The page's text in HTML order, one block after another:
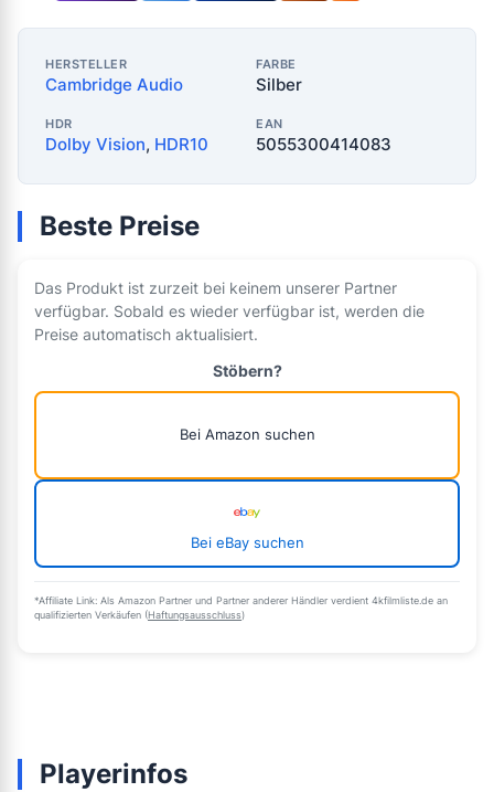
HERSTELLER
Cambridge Audio
FARBE
Silber
HDR
Dolby Vision, HDR10
EAN
5055300414083
Beste Preise
Das Produkt ist zurzeit bei keinem unserer Partner
verfügbar. Sobald es wieder verfügbar ist, werden die
Preise automatisch aktualisiert.
Stöbern?
Bei Amazon suchen
Bei eBay suchen
*Affiliate Link: Als Amazon Partner und Partner anderer Händler verdient 4kfilmliste.de an
qualifizierten Verkäufen (Haftungsausschluss)
Playerinfos